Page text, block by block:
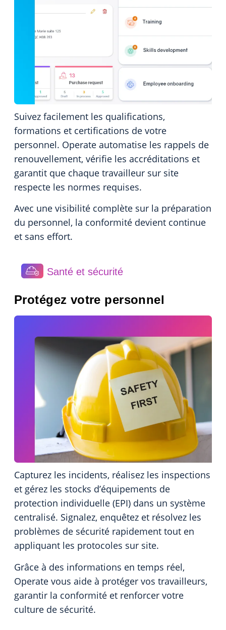
Suivez facilement les qualifications,
formations et certifications de votre
personnel. Operate automatise les rappels de
renouvellement, vérifie les accréditations et
garantit que chaque travailleur sur site
respecte les normes requises.
Avec une visibilité complète sur la préparation
du personnel, la conformité devient continue
et sans effort.
Santé et sécurité
Protégez votre personnel
Capturez les incidents, réalisez les inspections
et gérez les stocks d’équipements de
protection individuelle (EPI) dans un système
centralisé. Signalez, enquêtez et résolvez les
problèmes de sécurité rapidement tout en
appliquant les protocoles sur site.
Grâce à des informations en temps réel,
Operate vous aide à protéger vos travailleurs,
garantir la conformité et renforcer votre
culture de sécurité.